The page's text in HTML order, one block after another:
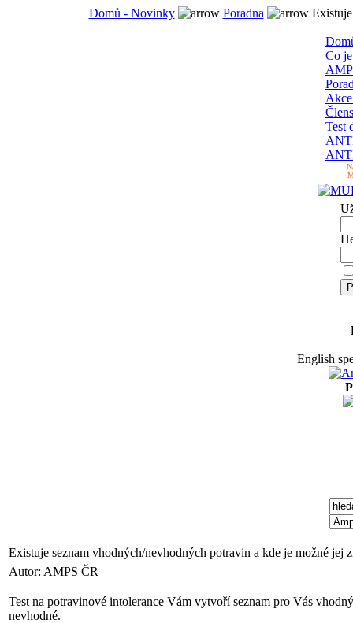
Domů - Novinky Poradna Existuje
Co
Test
English
Existuje seznam vhodných/nevhodných potravin a kde je možné jej
Autor: AMPS ČR
Test na potravinové intolerance Vám vytvoří seznam pro Vás
nevhodné.